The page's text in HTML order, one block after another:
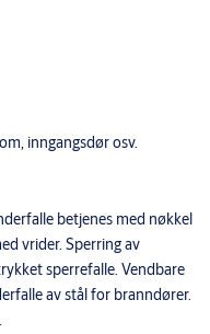
Forpakning:
inngangsdør osv.
betjenes med nøkkel
vrider. Sperring av
sperrefalle. Vendbare
av stål for branndører.